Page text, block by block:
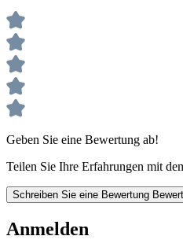
Geben Sie eine Bewertung ab!
Teilen Sie Ihre Erfahrungen mit
Schreiben Sie eine Bewertung
Anmelden